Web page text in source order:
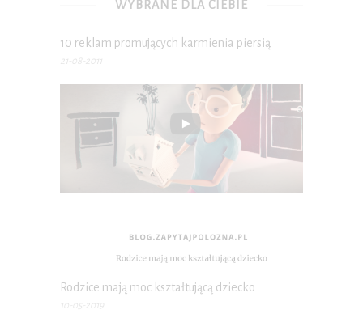
WYBRANE DLA CIEBIE
10 reklam promujących karmienia piersią
21-08-2011
Rodzice mają moc kształtującą dziecko
10-05-2019